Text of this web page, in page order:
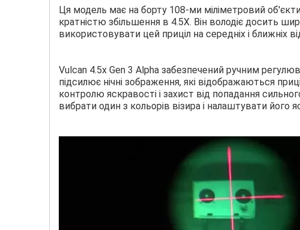
Ця модель має на борту 108-ми міліметровий
кратністю збільшення в 4.5Х. Він володіє досить
використовувати цей приціл на середніх і ближніх
Vulcan 4.5x Gen 3 Alpha забезпечений ручним
підсилює нічні зображення, які відображаються
контролю яскравості і захист від попадання
вибрати один з кольорів візира і налаштувати його